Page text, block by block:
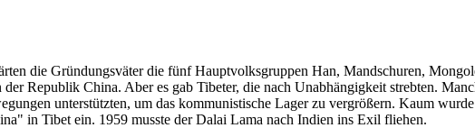
die Gründungsväter die fünf Hauptvolksgruppen Han, Mandschuren,
Republik China. Aber es gab Tibeter, die nach Unabhängigkeit strebten.
unterstützten, um das kommunistische Lager zu vergrößern. Kaum
in Tibet ein. 1959 musste der Dalai Lama nach Indien ins Exil fliehen.